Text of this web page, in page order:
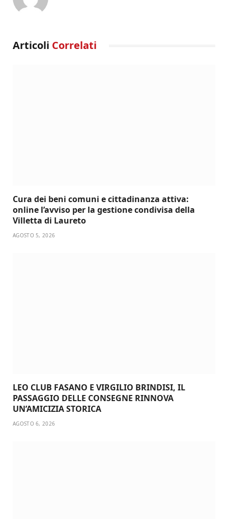
Articoli Correlati
Cura dei beni comuni e cittadinanza attiva:
online l’avviso per la gestione condivisa della
Villetta di Laureto
AGOSTO 5, 2026
LEO CLUB FASANO E VIRGILIO BRINDISI, IL
PASSAGGIO DELLE CONSEGNE RINNOVA
UN’AMICIZIA STORICA
AGOSTO 6, 2026